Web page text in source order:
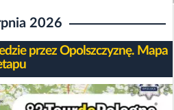
2026
przez Opolszczyznę. Mapa